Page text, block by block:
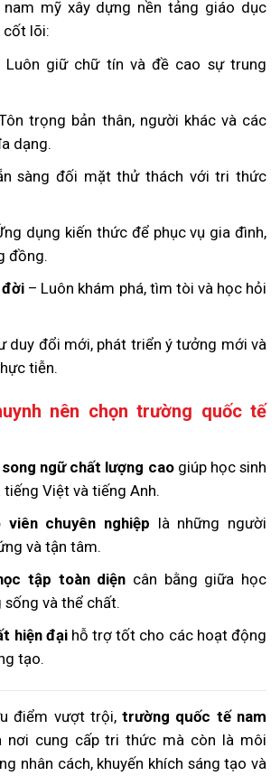
mỹ xây dựng nền tảng giáo dục
cốt lõi:
Luôn giữ chữ tín và đề cao sự trung
trọng bản thân, người khác và các
dạng.
sàng đối mặt thử thách với tri thức
dụng kiến thức để phục vụ gia đình,
đồng.
– Luôn khám phá, tìm tòi và học hỏi
duy đổi mới, phát triển ý tưởng mới và
tiễn.
nên chọn trường quốc tế
ngữ chất lượng caogiúp học sinh
Việt và tiếng Anh.
chuyên nghiệp là những người
và tận tâm.
tập toàn diện cân bằng giữa học
sống và thể chất.
hiện đạihỗ trợ tốt cho các hoạt động
tạo.
điểm vượt trội,trường quốc tế nam
cung cấp tri thức mà còn là môi
nhân cách, khuyến khích sáng tạo và